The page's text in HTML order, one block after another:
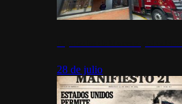
28 de julio